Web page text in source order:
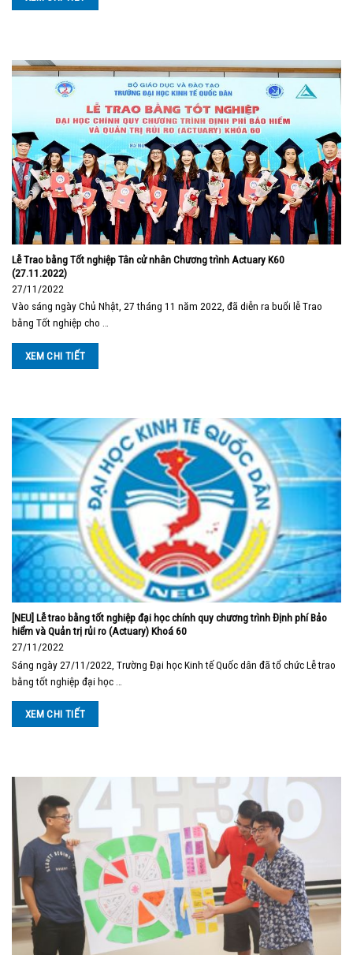
Lễ Trao bằng Tốt nghiệp Tân cử nhân Chương trình Actuary K60
(27.11.2022)
27/11/2022
Vào sáng ngày Chủ Nhật, 27 tháng 11 năm 2022, đã diễn ra buổi lễ Trao
bằng Tốt nghiệp cho …
XEM CHI TIẾT
[NEU] Lễ trao bằng tốt nghiệp đại học chính quy chương trình Định phí Bảo
hiểm và Quản trị rủi ro (Actuary) Khoá 60
27/11/2022
Sáng ngày 27/11/2022, Trường Đại học Kinh tế Quốc dân đã tổ chức Lễ trao
bằng tốt nghiệp đại học …
XEM CHI TIẾT